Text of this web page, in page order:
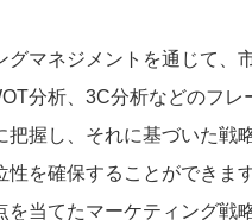
グマネジメントを通じて、
分析、3C分析などのフ
把握し、それに基づいた戦
性を確保することができま
を当てたマーケティング戦